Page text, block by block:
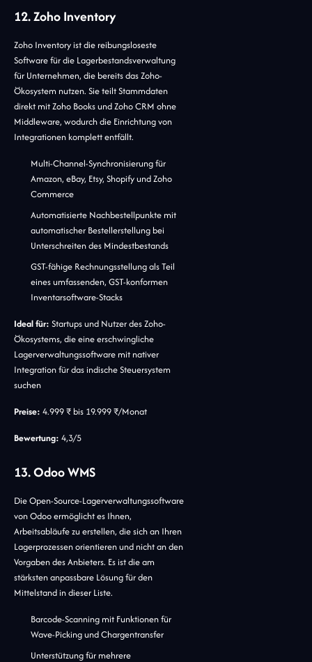
12. Zoho Inventory
Zoho Inventory ist die reibungsloseste
Software für die Lagerbestandsverwaltung
für Unternehmen, die bereits das Zoho-
Ökosystem nutzen. Sie teilt Stammdaten
direkt mit Zoho Books und Zoho CRM ohne
Middleware, wodurch die Einrichtung von
Integrationen komplett entfällt.
Multi-Channel-Synchronisierung für
Amazon, eBay, Etsy, Shopify und Zoho
Commerce
Automatisierte Nachbestellpunkte mit
automatischer Bestellerstellung bei
Unterschreiten des Mindestbestands
GST-fähige Rechnungsstellung als Teil
eines umfassenden, GST-konformen
Inventarsoftware-Stacks
Ideal für: Startups und Nutzer des Zoho-
Ökosystems, die eine erschwingliche
Lagerverwaltungssoftware mit nativer
Integration für das indische Steuersystem
suchen
Preise: 4.999 ₹ bis 19.999 ₹/Monat
Bewertung: 4,3/5
13. Odoo WMS
Die Open-Source-Lagerverwaltungssoftware
von Odoo ermöglicht es Ihnen,
Arbeitsabläufe zu erstellen, die sich an Ihren
Lagerprozessen orientieren und nicht an den
Vorgaben des Anbieters. Es ist die am
stärksten anpassbare Lösung für den
Mittelstand in dieser Liste.
Barcode-Scanning mit Funktionen für
Wave-Picking und Chargentransfer
Unterstützung für mehrere